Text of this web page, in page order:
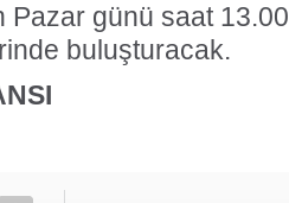
Pazar günü saat
buluşturacak.